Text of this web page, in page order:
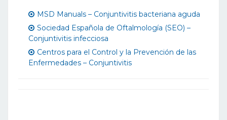
MSD Manuals – Conjuntivitis bacteriana aguda
Sociedad Española de Oftalmología (SEO) –
Conjuntivitis infecciosa
Centros para el Control y la Prevención de las
Enfermedades – Conjuntivitis